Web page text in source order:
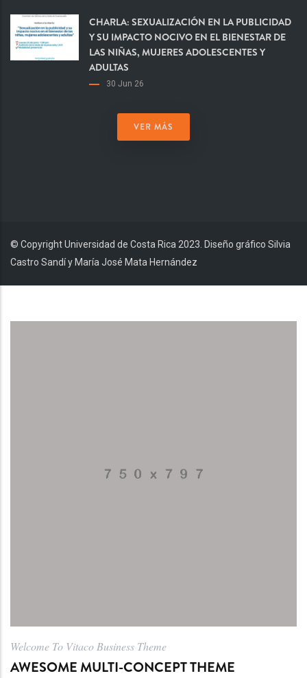
CHARLA: SEXUALIZACIÓN EN LA PUBLICIDAD
Y SU IMPACTO NOCIVO EN EL BIENESTAR DE
LAS NIÑAS, MUJERES ADOLESCENTES Y
ADULTAS
30 Jun 26
VER MÁS
© Copyright Universidad de Costa Rica 2023. Diseño gráfico Silvia
Castro Sandí y María José Mata Hernández
Welcome To Vitaco Business Theme
AWESOME MULTI-CONCEPT THEME